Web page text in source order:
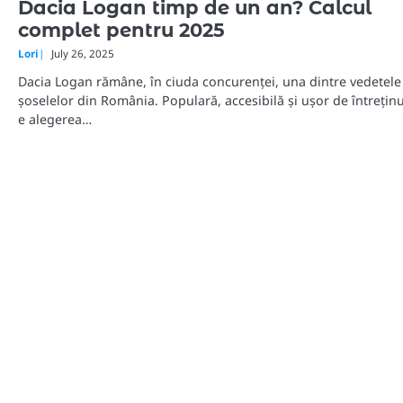
Dacia Logan timp de un an? Calcul
complet pentru 2025
Lori July 26, 2025
Dacia Logan rămâne, în ciuda concurenței, una dintre vedetele
șoselelor din România. Populară, accesibilă și ușor de
e alegerea…